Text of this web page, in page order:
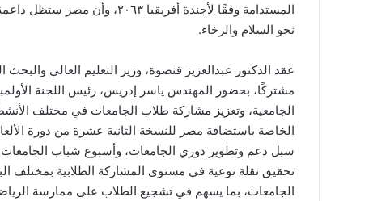
المستدامة وفقًا لأجندة
نحو السلام والرخاء.
عقد الدكتور عبدالعزيز قنصوة، وزير التعليم العالي
مشتركًا، بحضور المهندس ياسر إدريس، رئيس اللجنة
الجامعية، وتعزيز مشاركة طلاب الجامعات في مختلف
سبل دعم وتطوير دوري الجامعات، وأسبوع شباب
تحقيق نقلة نوعية في مستوى المشاركة الطلابية بمختلف
الجامعات، بما يسهم في تشجيع الطلاب على ممارسة